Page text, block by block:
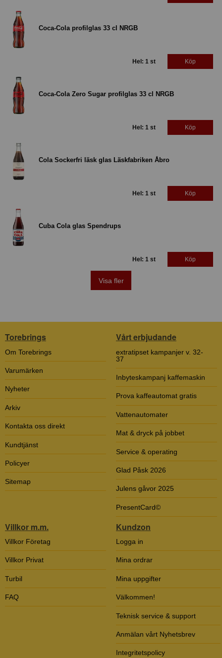
Coca-Cola profilglas 33 cl NRGB
Hel: 1 st Köp
Coca-Cola Zero Sugar profilglas 33 cl NRGB
Hel: 1 st Köp
Cola Sockerfri läsk glas Läskfabriken Åbro
Hel: 1 st Köp
Cuba Cola glas Spendrups
Hel: 1 st Köp
Visa fler
Torebrings
Om Torebrings
Varumärken
Nyheter
Arkiv
Kontakta oss direkt
Kundtjänst
Policyer
Sitemap
Vårt erbjudande
extratipset kampanjer v. 32-
37
Inbyteskampanj kaffemaskin
Prova kaffeautomat gratis
Vattenautomater
Mat & dryck på jobbet
Service & operating
Glad Påsk 2026
Julens gåvor 2025
PresentCard©
Villkor m.m.
Villkor Företag
Villkor Privat
Turbil
FAQ
Kundzon
Logga in
Mina ordrar
Mina uppgifter
Välkommen!
Teknisk service & support
Anmälan vårt Nyhetsbrev
Integritetspolicy